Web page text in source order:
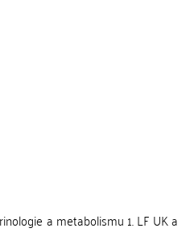
a metabolismu 1. LF UK a